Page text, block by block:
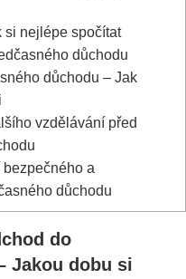
si nejlépe spočítat
důchodu
důchodu – Jak
vzdělávání před
a
důchodu
do
Jakou dobu si